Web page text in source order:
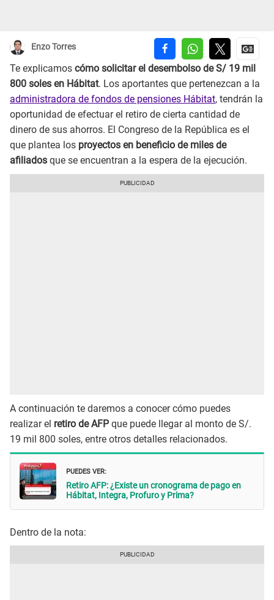
Enzo Torres
Te explicamos cómo solicitar el desembolso de S/ 19 mil
800 soles en Hábitat. Los aportantes que pertenezcan a la
administradora de fondos de pensiones Hábitat, tendrán la
oportunidad de efectuar el retiro de cierta cantidad de
dinero de sus ahorros. El Congreso de la República es el
que plantea los proyectos en beneficio de miles de
afiliados que se encuentran a la espera de la ejecución.
A continuación te daremos a conocer cómo puedes
realizar el retiro de AFPque puede llegar al monto de S/.
19 mil 800 soles, entre otros detalles relacionados.
PUEDES VER:
Retiro AFP: ¿Existe un cronograma de pago en
Hábitat, Integra, Profuro y Prima?
Dentro de la nota: